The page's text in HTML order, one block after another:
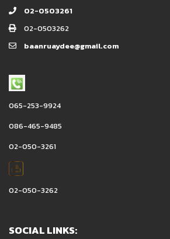
02-0503261
02-0503262
baanruaydee@gmail.com
065-253-9924
086-465-9485
02-050-3261
02-050-3262
SOCIAL LINKS: